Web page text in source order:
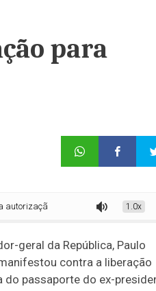
para
para viagem de Bolsonaro aos
1.0x
geral da República, Paulo
contra a liberação
do passaporte do ex-